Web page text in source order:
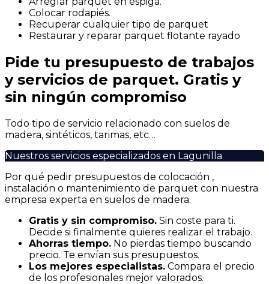
Colocar rodapiés.
Recuperar cualquier tipo de parquet
Restaurar y reparar parquet flotante rayado
Pide tu presupuesto de trabajos
y servicios de parquet. Gratis y
sin ningún compromiso
Todo tipo de servicio relacionado con suelos de
madera, sintéticos, tarimas, etc…
Nuestros servicios especializados en Lagunilla
Por qué pedir presupuestos de colocación ,
instalación o mantenimiento de parquet con nuestra
empresa experta en suelos de madera:
Gratis y sin compromiso. Sin coste para ti.
Decide si finalmente quieres realizar el trabajo.
Ahorras tiempo. No pierdas tiempo buscando
precio. Te envían sus presupuestos.
Los mejores especialistas. Compara el precio
de los profesionales mejor valorados.